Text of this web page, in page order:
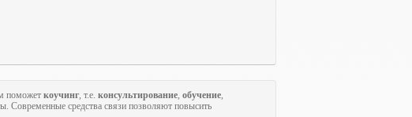
поможет коучинг, т.е. консультирование, обучение,
Современные средства связи позволяют повысить